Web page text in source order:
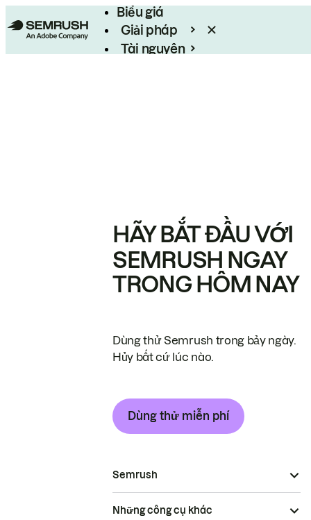
Biểu giá
Giải pháp
Tài nguyên
HÃY BẮT ĐẦU VỚI
SEMRUSH NGAY
TRONG HÔM NAY
Dùng thử Semrush trong bảy ngày.
Hủy bất cứ lúc nào.
Dùng thử miễn phí
Semrush
Những công cụ khác